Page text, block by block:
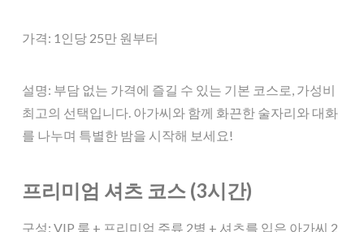
가격: 1인당 25만 원부터
설명: 부담 없는 가격에 즐길 수 있는 기본 코스로, 가성비
최고의 선택입니다. 아가씨와 함께 화끈한 술자리와 대화
를 나누며 특별한 밤을 시작해 보세요!
프리미엄 셔츠 코스 (3시간)
구성: VIP 룸 + 프리미엄 주류 2병 + 셔츠를 입은 아가씨 2